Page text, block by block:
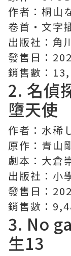
作者：桐山
卷首・文字
出版社：角
發售日：
銷售數：
2. 名偵
墮天使
作者：水稀
原作：青山
劇本：大倉
出版社：小
發售日：
銷售數：
3. No
生13